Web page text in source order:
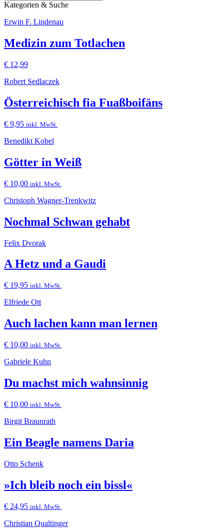
Kategorien & Suche
Erwin F. Lindenau
Medizin zum Totlachen
€ 12,99
Robert Sedlaczek
Österreichisch fia Fuaßboifäns
€ 9,95 inkl. MwSt.
Benedikt Kobel
Götter in Weiß
€ 10,00 inkl. MwSt.
Christoph Wagner-Trenkwitz
Nochmal Schwan gehabt
Felix Dvorak
A Hetz und a Gaudi
€ 19,95 inkl. MwSt.
Elfriede Ott
Auch lachen kann man lernen
€ 10,00 inkl. MwSt.
Gabriele Kuhn
Du machst mich wahnsinnig
€ 10,00 inkl. MwSt.
Birgit Braunrath
Ein Beagle namens Daria
Otto Schenk
»Ich bleib noch ein bissl«
€ 24,95 inkl. MwSt.
Christian Qualtinger